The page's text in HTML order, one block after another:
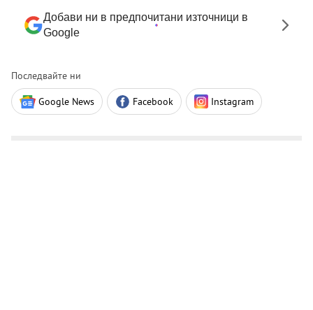
Добави ни в предпочитани източници в
Google
Последвайте ни
Google News Facebook Instagram